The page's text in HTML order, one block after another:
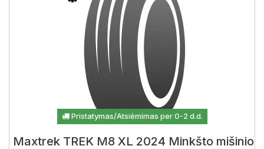
Pristatymas/Atsiėmimas per 0-2 d.d.
Maxtrek TREK M8 XL 2024 Minkšto mišinio